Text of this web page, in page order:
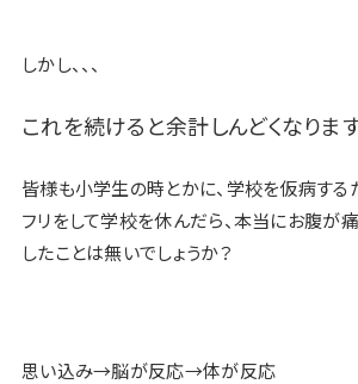
しかし、、、
これを続けると余計しんどくなります
皆様も小学生の時とかに、学校を仮病す
フリをして学校を休んだら、本当にお腹が
したことは無いでしょうか？
思い込み→脳が反応→体が反応